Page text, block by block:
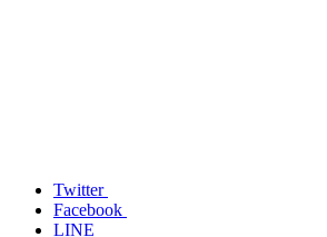
Twitter
Facebook
LINE